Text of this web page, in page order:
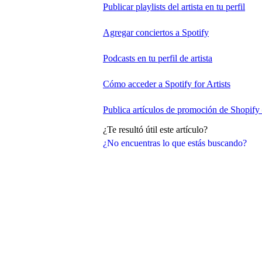
¿No encuentras lo que estás buscando?
Publicar playlists del artista en tu perfil
Agregar conciertos a Spotify
Podcasts en tu perfil de artista
Cómo acceder a Spotify for Artists
Publica artículos de promoción de
¿Te resultó útil este artículo?